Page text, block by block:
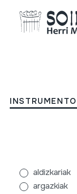
Filtros
Tipo de
aldizkariak
argazkiak